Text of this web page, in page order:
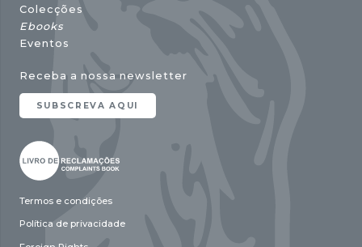
Colecções
Ebooks
Eventos
Receba a nossa newsletter
SUBSCREVA AQUI
Termos e condições
Política de privacidade